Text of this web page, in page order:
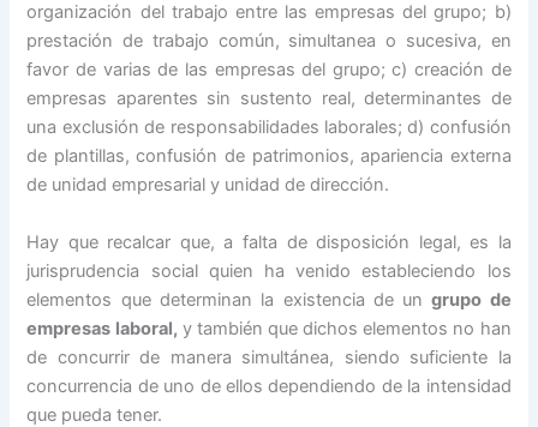
organización del trabajo entre las empresas del grupo; b)
prestación de trabajo común, simultanea o sucesiva, en
favor de varias de las empresas del grupo; c) creación de
empresas aparentes sin sustento real, determinantes de
una exclusión de responsabilidades laborales; d) confusión
de plantillas, confusión de patrimonios, apariencia externa
de unidad empresarial y unidad de dirección.
Hay que recalcar que, a falta de disposición legal, es la
jurisprudencia social quien ha venido estableciendo los
elementos que determinan la existencia de ungrupo de
empresas laboral, y también que dichos elementos no han
de concurrir de manera simultánea, siendo suficiente la
concurrencia de uno de ellos dependiendo de la intensidad
que pueda tener.